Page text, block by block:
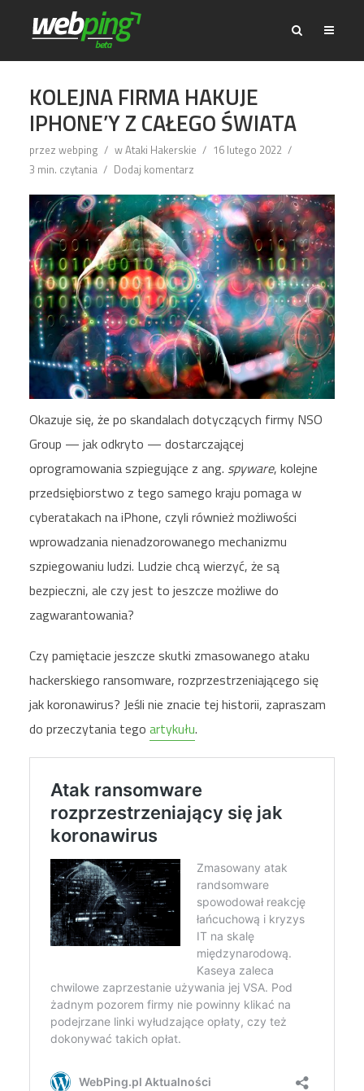
KOLEJNA FIRMA HAKUJE
IPHONE’Y Z CAŁEGO ŚWIATA
przez webping wAtaki Hakerskie
16 lutego 2022
3 min. czytania
Dodaj komentarz
Okazuje się, że po skandalach dotyczących firmy NSO
Group — jak odkryto — dostarczającej
oprogramowania szpiegujące z ang. spyware, kolejne
przedsiębiorstwo z tego samego kraju pomaga w
cyberatakach na iPhone, czyli również możliwości
wprowadzania nienadzorowanego mechanizmu
szpiegowaniu ludzi. Ludzie chcą wierzyć, że są
bezpieczni, ale czy jest to jeszcze możliwe do
zagwarantowania?
Czy pamiętacie jeszcze skutki zmasowanego ataku
hackerskiego ransomware, rozprzestrzeniającego się
jak koronawirus? Jeśli nie znacie tej historii, zapraszam
do przeczytania tego artykułu.